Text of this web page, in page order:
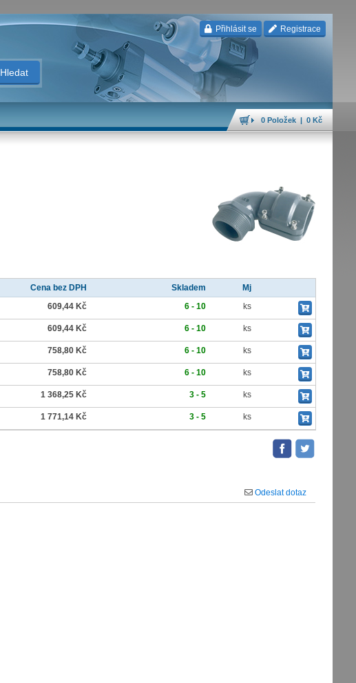
Přihlásit se Registrace
Hledat
0 Položek | 0 Kč
Cena bez DPH Skladem
Mj
609,44 Kč 6 - 10 ks
609,44 Kč 6 - 10 ks
758,80 Kč 6 - 10 ks
758,80 Kč 6 - 10 ks
1 368,25 Kč 3 - 5 ks
1 771,14 Kč 3 - 5 ks
Odeslat dotaz